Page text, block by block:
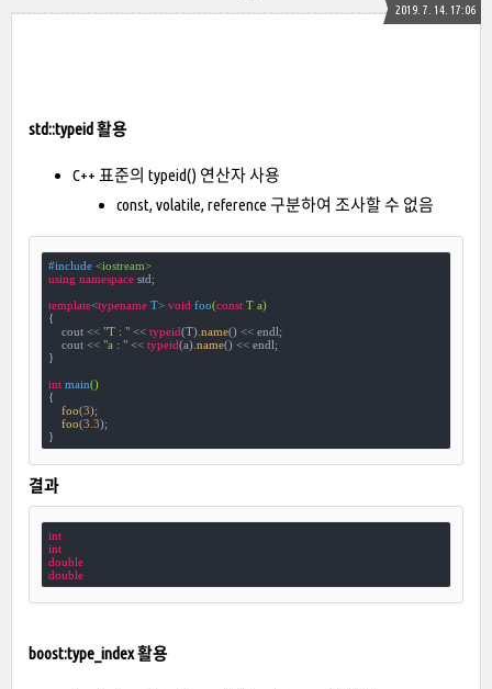
2019. 7. 14. 17:06
std::typeid 활용
C++ 표준의 typeid() 연산자 사용
const, volatile, reference 구분하여 조사할 수 없음
#include <iostream>
using namespace std;
template<typename T> void foo(const T a)
{
    cout <<
"T : " << typeid(T). name() << endl;
    cout <<
"a : " << typeid(a). name() << endl;
}
int main()
{
foo(3);
foo(3.3);
}
결과
int
int
double
double
boost:type_index 활용